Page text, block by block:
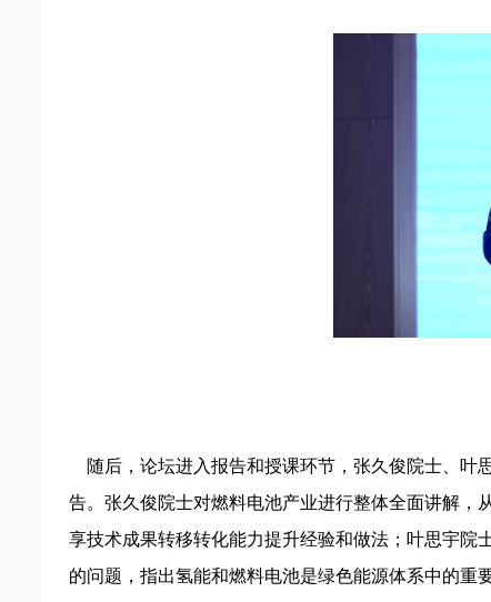
随后，论坛进入报告和授课环节，张久俊院士、叶
告。张久俊院士对燃料电池产业进行整体全面讲解，
享技术成果转移转化能力提升经验和做法；叶思宇院
的问题，指出氢能和燃料电池是绿色能源体系中的重